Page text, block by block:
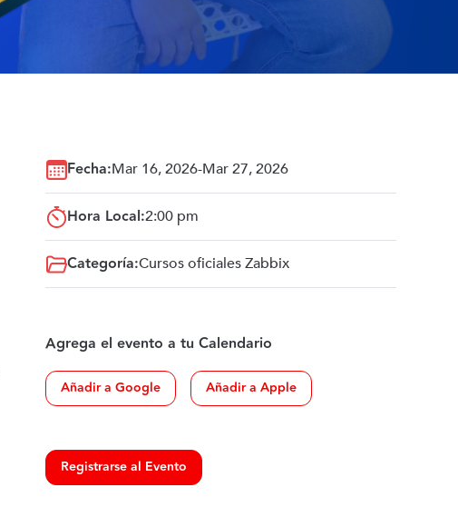
Fecha:Mar 16, 2026-Mar 27, 2026
Hora Local:2:00 pm
Categoría:Cursos oficiales Zabbix
Agrega el evento a tu Calendario
Añadir a Google Añadir a Apple
Registrarse al Evento